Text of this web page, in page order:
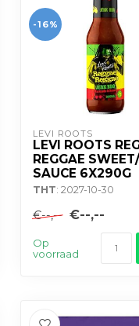
-16%
LEVI ROOTS
LEVI ROOTS
REGGAE
SAUCE 6X290G
THT: 2027-10-30
€--,-- €--,--
Op
voorraad